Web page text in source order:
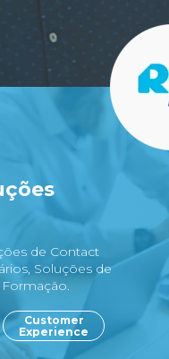
de Contact
Soluções de
Customer
Experience